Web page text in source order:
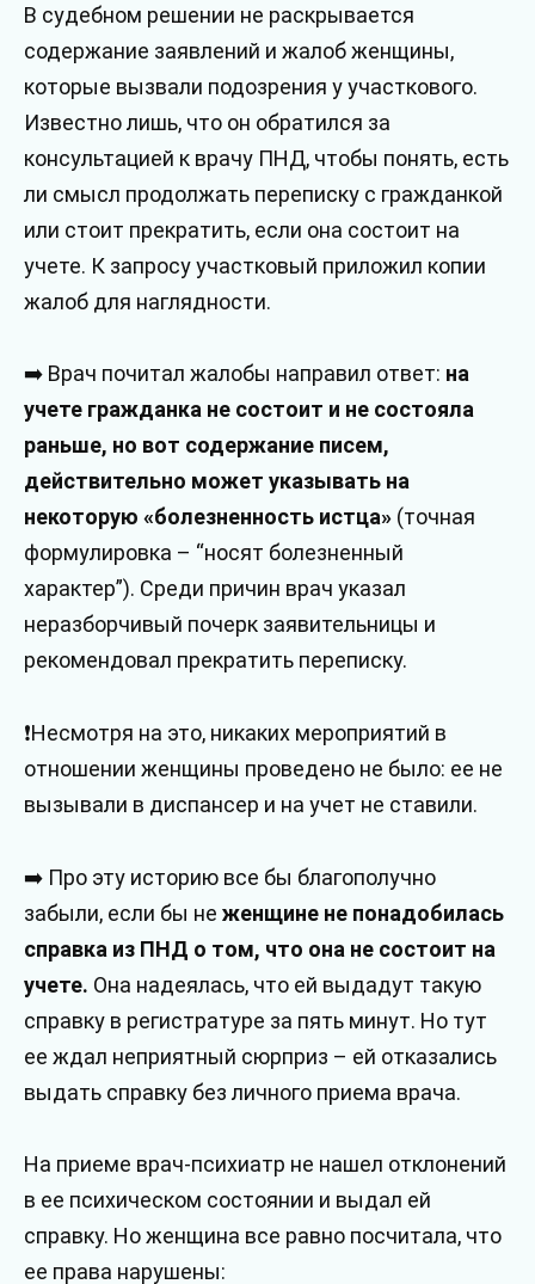
В судебном решении не раскрывается
содержание заявлений и жалоб женщины,
которые вызвали подозрения у участкового.
Известно лишь, что он обратился за
консультацией к врачу ПНД, чтобы понять, есть
ли смысл продолжать переписку с гражданкой
или стоит прекратить, если она состоит на
учете. К запросу участковый приложил копии
жалоб для наглядности.
➡️ Врач почитал жалобы направил ответ: на
учете гражданка не состоит и не состояла
раньше, но вот содержание писем,
действительно может указывать на
некоторую «болезненность истца» (точная
формулировка – “носят болезненный
характер”). Среди причин врач указал
неразборчивый почерк заявительницы и
рекомендовал прекратить переписку.
❗Несмотря на это, никаких мероприятий в
отношении женщины проведено не было: ее не
вызывали в диспансер и на учет не ставили.
➡️ Про эту историю все бы благополучно
забыли, если бы не женщине не понадобилась
справка из ПНД о том, что она не состоит на
учете. Она надеялась, что ей выдадут такую
справку в регистратуре за пять минут. Но тут
ее ждал неприятный сюрприз – ей отказались
выдать справку без личного приема врача.
На приеме врач-психиатр не нашел отклонений
в ее психическом состоянии и выдал ей
справку. Но женщина все равно посчитала, что
ее права нарушены: